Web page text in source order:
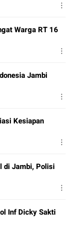
Warga RT 16
Jambi
Kesiapan
di Jambi, Polisi
Inf Dicky Sakti